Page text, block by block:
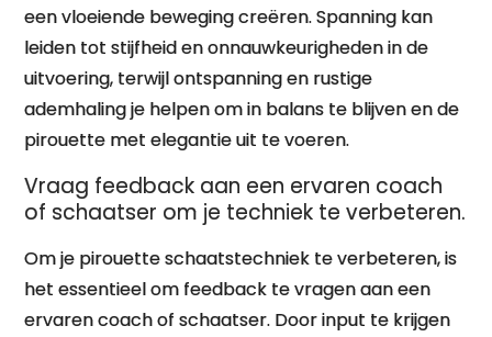
een vloeiende beweging creëren. Spanning kan
leiden tot stijfheid en onnauwkeurigheden in de
uitvoering, terwijl ontspanning en rustige
ademhaling je helpen om in balans te blijven en de
pirouette met elegantie uit te voeren.
Vraag feedback aan een ervaren coach
of schaatser om je techniek te verbeteren.
Om je pirouette schaatstechniek te verbeteren, is
het essentieel om feedback te vragen aan een
ervaren coach of schaatser. Door input te krijgen